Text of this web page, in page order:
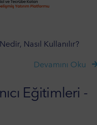
Nasıl Kullanılır?
Devamını Oku
Eğitimleri -